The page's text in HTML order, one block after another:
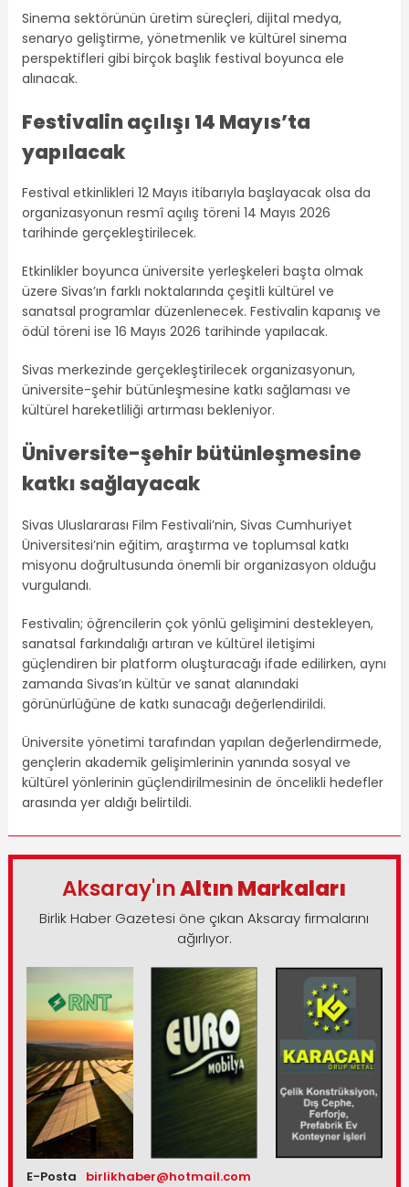
Sinema sektörünün üretim süreçleri, dijital medya,
senaryo geliştirme, yönetmenlik ve kültürel sinema
perspektifleri gibi birçok başlık festival boyunca ele
alınacak.
Festivalin açılışı 14 Mayıs’ta
yapılacak
Festival etkinlikleri 12 Mayıs itibarıyla başlayacak olsa da
organizasyonun resmî açılış töreni 14 Mayıs 2026
tarihinde gerçekleştirilecek.
Etkinlikler boyunca üniversite yerleşkeleri başta olmak
üzere Sivas’ın farklı noktalarında çeşitli kültürel ve
sanatsal programlar düzenlenecek. Festivalin kapanış ve
ödül töreni ise 16 Mayıs 2026 tarihinde yapılacak.
Sivas merkezinde gerçekleştirilecek organizasyonun,
üniversite-şehir bütünleşmesine katkı sağlaması ve
kültürel hareketliliği artırması bekleniyor.
Üniversite-şehir bütünleşmesine
katkı sağlayacak
Sivas Uluslararası Film Festivali’nin, Sivas Cumhuriyet
Üniversitesi’nin eğitim, araştırma ve toplumsal katkı
misyonu doğrultusunda önemli bir organizasyon olduğu
vurgulandı.
Festivalin; öğrencilerin çok yönlü gelişimini destekleyen,
sanatsal farkındalığı artıran ve kültürel iletişimi
güçlendiren bir platform oluşturacağı ifade edilirken, aynı
zamanda Sivas’ın kültür ve sanat alanındaki
görünürlüğüne de katkı sunacağı değerlendirildi.
Üniversite yönetimi tarafından yapılan değerlendirmede,
gençlerin akademik gelişimlerinin yanında sosyal ve
kültürel yönlerinin güçlendirilmesinin de öncelikli hedefler
arasında yer aldığı belirtildi.
Aksaray'ınAltın Markaları
Birlik Haber Gazetesi öne çıkan Aksaray firmalarını
ağırlıyor.
E-Posta birlikhaber@hotmail.com